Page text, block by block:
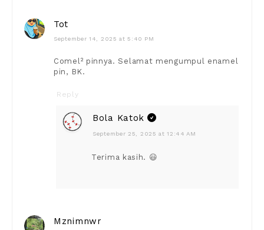
Tot
September 14, 2025 at 5:40 PM
Comel² pinnya. Selamat mengumpul enamel
pin, BK.
Reply
Bola Katok
September 25, 2025 at 12:44 AM
Terima kasih. 😃
Mznimnwr